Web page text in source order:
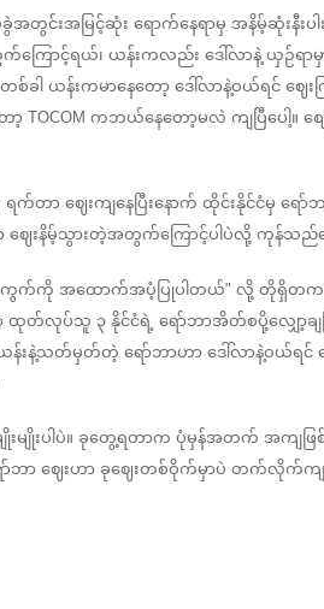
အတွင်းအမြင့်ဆုံး ရောက်နေရာမှ အနိမ့်ဆုံးနီးပါ
ောင့်ရယ်၊ ယန်းကလည်း ဒေါ်လာနဲ့ ယှဉ်ရာ
ခါ ယန်းကမာနေတော့ ဒေါ်လာနဲ့ဝယ်ရင် ဈေးက
ကဘယ်နေတော့မလဲ ကျပြီပေါ့။ စျ
တာ ဈေးကျနေပြီးနောက် ထိုင်းနိုင်ငံမှ ရော်ဘ
ာ ဈေးနိမ့်သွားတဲ့အတွက်ကြောင့်ပါပဲလို့ ကုန်သည်
ကွက်ကို အထောက်အပံ့ပြုပါတယ်" လို့ တိုရှိတက
တ်လုပ်သူ ၃ နိုင်ငံရဲ့ ရော်ဘာအိတ်စပို့လျှော့ချ
န်းနဲ့သတ်မှတ်တဲ့ ရော်ဘာဟာ ဒေါ်လာနဲ့ဝယ်ရ
းပါပဲ။ ခုတွေ့ရတာက ပုံမှန်အတက် အကျဖြစ်
ဘာ ဈေးဟာ ခုဈေးတစ်ဝိုက်မှာပဲ တက်လိုက်ကျလို